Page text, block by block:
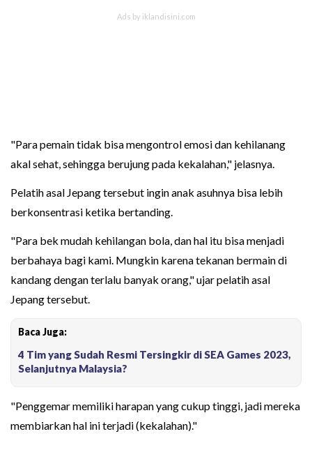
"Para pemain tidak bisa mengontrol emosi dan kehilanang
akal sehat, sehingga berujung pada kekalahan," jelasnya.
Pelatih asal Jepang tersebut ingin anak asuhnya bisa lebih
berkonsentrasi ketika bertanding.
"Para bek mudah kehilangan bola, dan hal itu bisa menjadi
berbahaya bagi kami. Mungkin karena tekanan bermain di
kandang dengan terlalu banyak orang," ujar pelatih asal
Jepang tersebut.
Baca Juga:
4 Tim yang Sudah Resmi Tersingkir di SEA Games 2023,
Selanjutnya Malaysia?
"Penggemar memiliki harapan yang cukup tinggi, jadi mereka
membiarkan hal ini terjadi (kekalahan)."